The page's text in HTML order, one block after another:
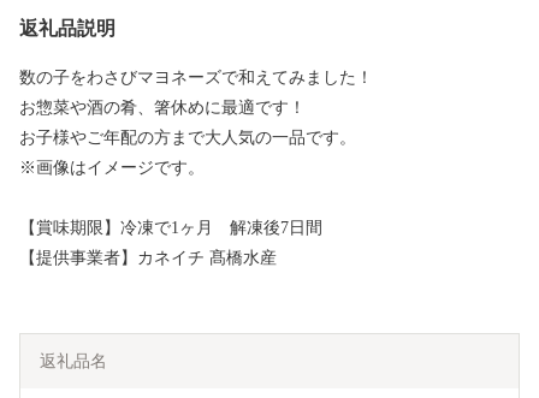
返礼品説明
数の子をわさびマヨネーズで和えてみました！
お惣菜や酒の肴、箸休めに最適です！
お子様やご年配の方まで大人気の一品です。
※画像はイメージです。
【賞味期限】冷凍で1ヶ月 解凍後7日間
【提供事業者】カネイチ 髙橋水産
返礼品名